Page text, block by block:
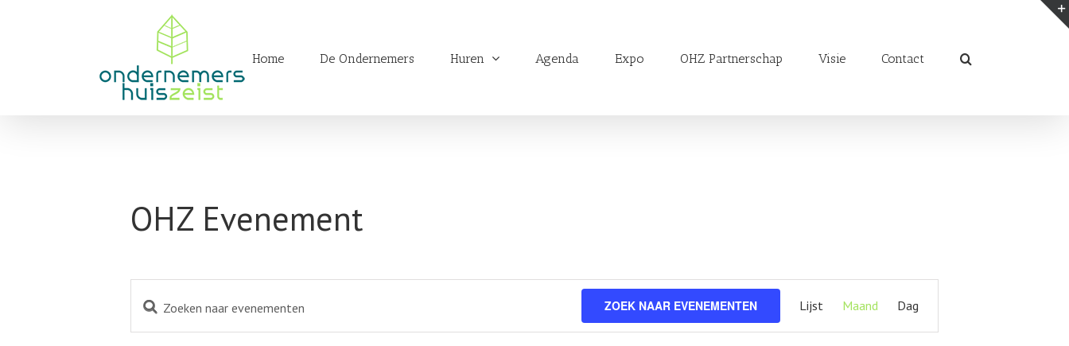
Home De Ondernemers Huren Agenda Expo OHZ Partnerschap Visie Contact
OHZ Evenement
Evenementen
Zoeken
Vul
keyword
ZOEK NAAR EVENEMENTEN
weergaven
Lijst Maand Dag